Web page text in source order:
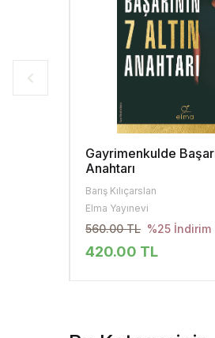
Gayrimenkulde
Anahtarı
Barış Kılıçarslan
Elma Yayınevi
560.00 TL %25 İndirim
420.00 TL